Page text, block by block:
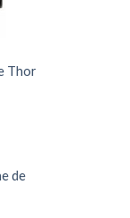
Thor
de